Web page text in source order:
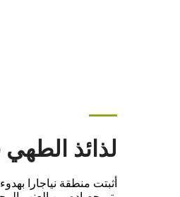
لذائذ الطهي
أثبتت منطقة نياجارا